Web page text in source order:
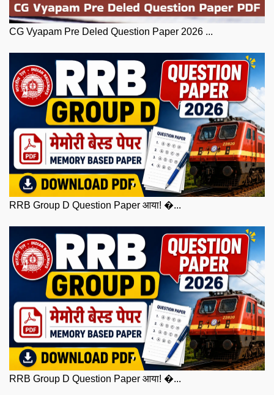
CG Vyapam Pre Deled Question Paper 2026 ...
RRB Group D Question Paper आया! �...
RRB Group D Question Paper आया! �...